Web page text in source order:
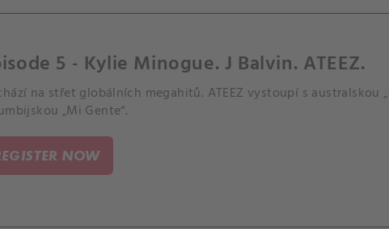
5 - Kylie Minogue. J Balvin. ATEEZ.
na střet globálních megahitů. ATEEZ vystoupí s australskou
„Mi Gente“.
NOW